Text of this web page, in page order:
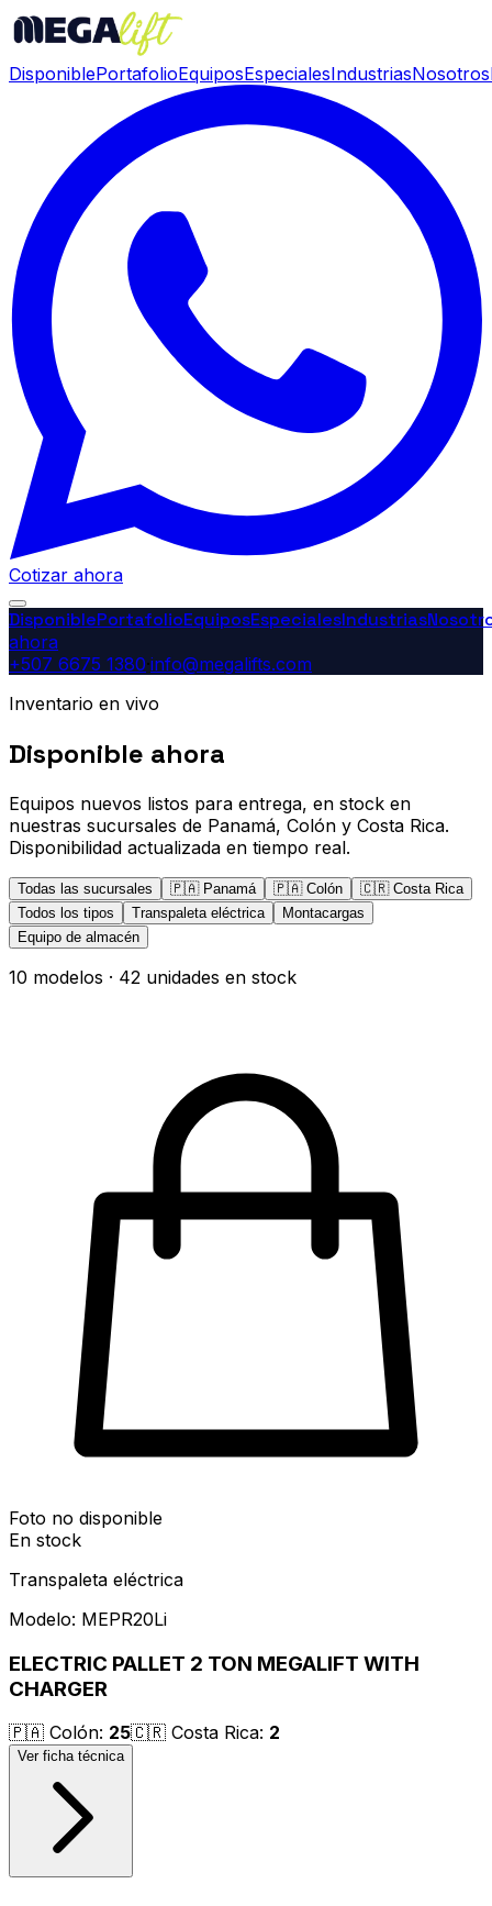
DisponiblePortafolioEquiposEspecialesIndustriasNosotros
Cotizar ahora
DisponiblePortafolioEquiposEspecialesIndustrias
ahora
+507 6675 1380·info@megalifts.com
Inventario en vivo
Disponible ahora
Equipos nuevos listos para entrega, en stock en
nuestras sucursales de Panamá, Colón y Costa Rica.
Disponibilidad actualizada en tiempo real.
Todas las sucursales 🇵🇦 Panamá 🇵🇦 Colón 🇨🇷 Costa Rica
Todos los tipos
Transpaleta eléctrica
Montacargas
Equipo de almacén
10 modelos · 42 unidades en stock
Foto no disponible
En stock
Transpaleta eléctrica
Modelo: MEPR20Li
ELECTRIC PALLET 2 TON MEGALIFT WITH
CHARGER
🇵🇦 Colón: 25🇨🇷 Costa Rica: 2
Ver ficha técnica